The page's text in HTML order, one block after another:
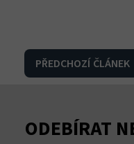
PŘEDCHOZÍ ČLÁNEK
ODEBÍRAT